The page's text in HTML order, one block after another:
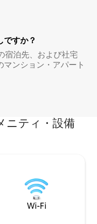
ですか？
宿泊先、および社宅
ンション・アパート
ニティ・設備
Wi-Fi